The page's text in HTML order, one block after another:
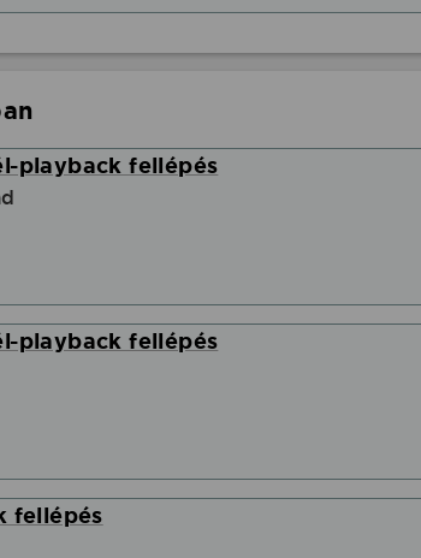
playback fellépés
playback fellépés
fellépés